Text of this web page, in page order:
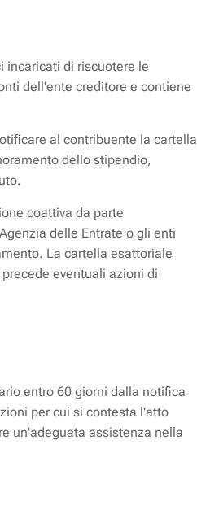
incaricati di riscuotere le
dell'ente creditore e contiene
al contribuente la cartella
dello stipendio,
coattiva da parte
delle Entrate o gli enti
La cartella esattoriale
eventuali azioni di
entro 60 giorni dalla notifica
per cui si contesta l'atto
un'adeguata assistenza nella